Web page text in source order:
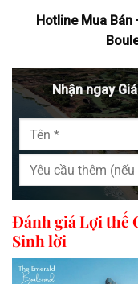
Hotline Mua Bán
Nhận ngay
Đánh giá Lợi thế
Sinh lời